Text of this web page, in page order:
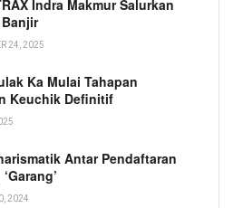
Indra Makmur Salurkan
24, 2025
Ka Mulai Tahapan
Keuchik Definitif
Antar Pendaftaran
2024